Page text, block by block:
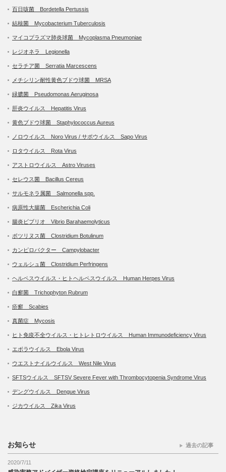
百日咳菌 Bordetella Pertussis
結核菌 Mycobacterium Tuberculosis
マイコプラズマ肺炎球菌 Mycoplasma Pneumoniae
レジオネラ Legionella
セラチア菌 Serratia Marcescens
メチシリン耐性黄色ブドウ球菌 MRSA
緑膿菌 Pseudomonas Aeruginosa
肝炎ウイルス Hepatitis Virus
黄色ブドウ球菌 Staphylococcus Aureus
ノロウイルス Noro Virus / サポウイルス Sapo Virus
ロタウイルス Rota Virus
アストロウイルス Astro Viruses
セレウス菌 Bacillus Cereus
サルモネラ属菌 Salmonella spp.
病原性大腸菌 Escherichia Coli
腸炎ビブリオ Vibrio Barahaemolyticus
ボツリヌス菌 Clostridium Botulinum
カンピロバクター Campylobacter
ウェルシュ菌 Clostridium Perfringens
ヘルペスウイルス・ヒトヘルペスウイルス Human Herpes Virus
白癬菌 Trichophyton Rubrum
疥癬 Scabies
真菌症 Mycosis
ヒト免疫不全ウイルス・ヒトレトロウイルス Human Immunodeficiency Virus
エボラウイルス Ebola Virus
ウエストナイルウイルス West Nile Virus
SFTSウイルス SFTSV Severe Fever with Thrombocytopenia Syndrome Virus
デングウイルス Dengue Virus
ジカウイルス Zika Virus
お知らせ
2020/7/11
過去の記事